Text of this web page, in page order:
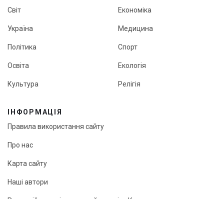
Світ
Україна
Політика
Освіта
Культура
Економіка
Медицина
Спорт
Екологія
Релігія
ІНФОРМАЦІЯ
Правила використання сайту
Про нас
Карта сайту
Наші автори